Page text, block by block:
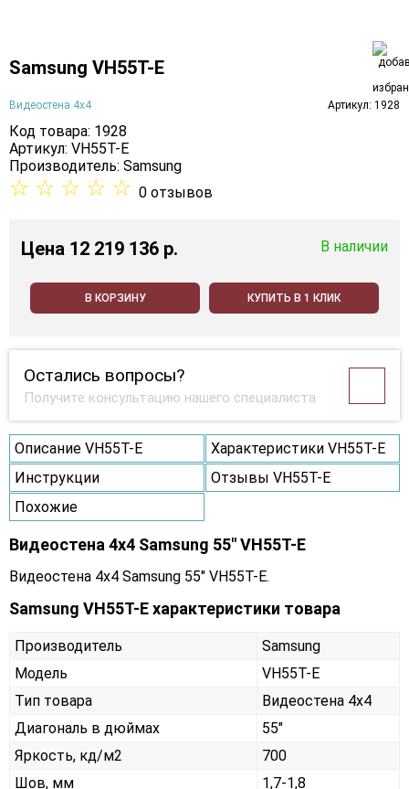
Samsung VH55T-E
Видеостена 4х4 Артикул: 1928
Код товара: 1928
Артикул: VH55T-E
Производитель: Samsung
☆ ☆ ☆ ☆ ☆ 0 отзывов
Цена 12 219 136 p. В наличии
В КОРЗИНУ КУПИТЬ В 1 КЛИК
Остались вопросы?
Получите консультацию нашего специалиста
Описание VH55T-E
Характеристики VH55T-E
Инструкции
Отзывы VH55T-E
Похожие
Видеостена 4x4 Samsung 55" VH55T-E
Видеостена 4x4 Samsung 55" VH55T-E.
Samsung VH55T-E характеристики товара
Производитель
Samsung
Модель
VH55T-E
Тип товара
Видеостена 4х4
Диагональ в дюймах
55"
Яркость, кд/м2
700
Шов, мм
1,7-1,8